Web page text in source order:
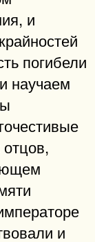
и
погибели
научаем
и